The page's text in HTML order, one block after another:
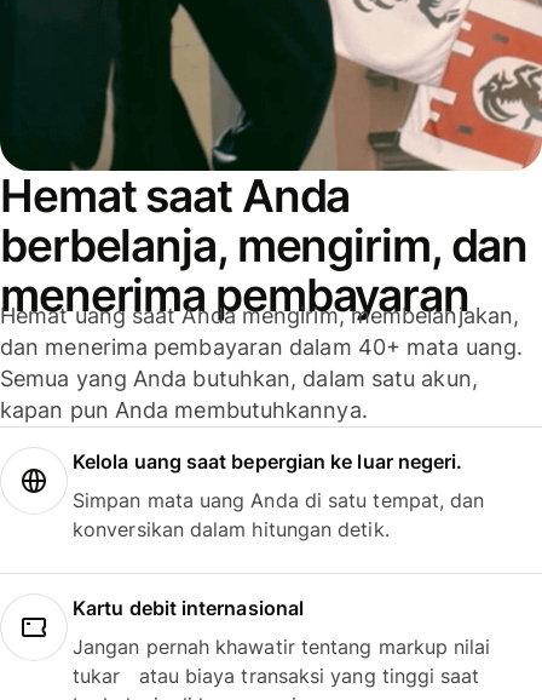
Hemat saat Anda
berbelanja, mengirim, dan
menerima pembayaran
Hemat uang saat Anda mengirim, membelanjakan,
dan menerima pembayaran dalam 40+ mata uang.
Semua yang Anda butuhkan, dalam satu akun,
kapan pun Anda membutuhkannya.
Kelola uang saat bepergian ke luar negeri.
Simpan mata uang Anda di satu tempat, dan
konversikan dalam hitungan detik.
Kartu debit internasional
Jangan pernah khawatir tentang markup nilai
tukar atau biaya transaksi yang tinggi saat